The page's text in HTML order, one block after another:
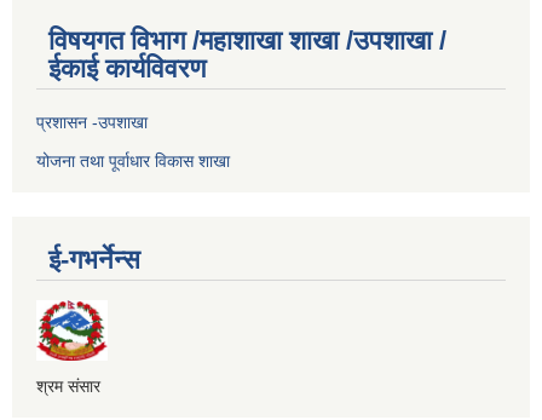
विषयगत विभाग /महाशाखा शाखा /उपशाखा /
ईकाई कार्यविवरण
प्रशासन -उपशाखा
योजना तथा पूर्वाधार विकास शाखा
ई-गभर्नेन्स
श्रम संसार